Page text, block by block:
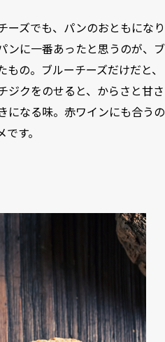
ーズでも、パンのおともになり
ンに一番あったと思うのが、ブ
の。ブルーチーズだけだと、
ジクをのせると、からさと甘さ
になる味。赤ワインにも合うの
す。